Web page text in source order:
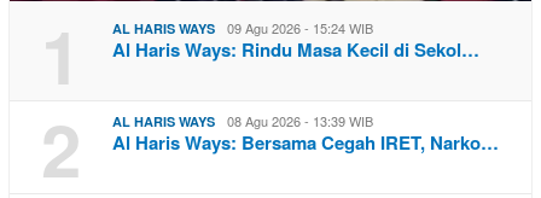
1 AL HARIS WAYS 09 Agu 2026 - 15:24 WIB
Al Haris Ways: Rindu Masa Kecil di Sekol…
2 AL HARIS WAYS 08 Agu 2026 - 13:39 WIB
Al Haris Ways: Bersama Cegah IRET, Narko…